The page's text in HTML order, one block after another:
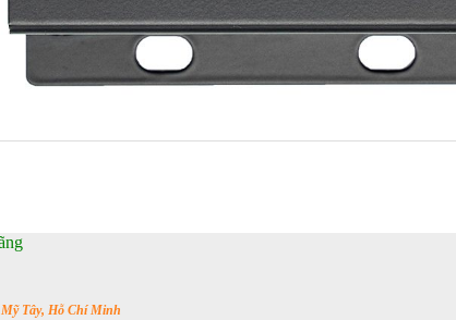
Tây, Hỗ Chí Minh